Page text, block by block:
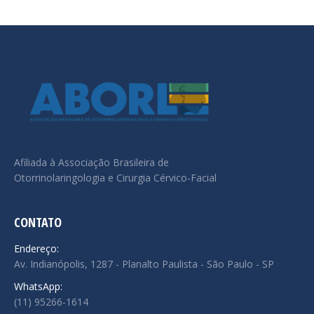
Afiliada à Associação Brasileira de
Otorrinolaringologia e Cirurgia Cérvico-Facial
CONTATO
Endereço:
Av. Indianópolis, 1287 - Planalto Paulista - São Paulo - SP
WhatsApp:
(11) 95266-1614